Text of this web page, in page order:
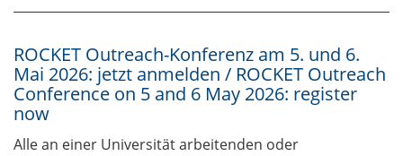
ROCKET Outreach-Konferenz am 5. und 6.
Mai 2026: jetzt anmelden / ROCKET Outreach
Conference on 5 and 6 May 2026: register
now
Alle an einer Universität arbeitenden oder